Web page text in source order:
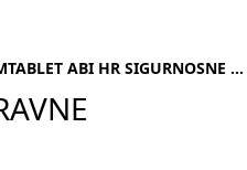
ABI HR SIGURNOSNE I